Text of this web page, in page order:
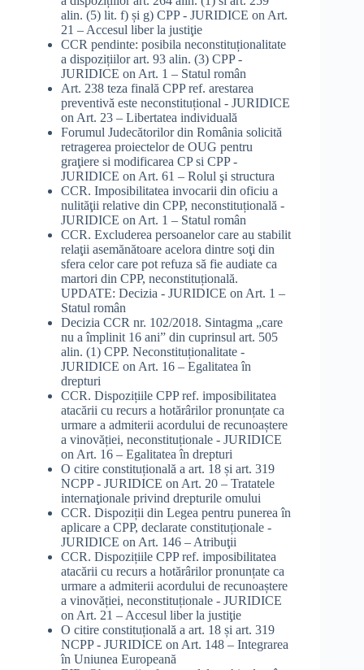
alin. (5) lit. f) și g) CPP - JURIDICE on Art.
21 – Accesul liber la justiţie
CCR pendinte: posibila neconstituționalitate
a dispozițiilor art. 93 alin. (3) CPP -
JURIDICE on Art. 1 – Statul român
Art. 238 teza finală CPP ref. arestarea
preventivă este neconstituțional - JURIDICE
on Art. 23 – Libertatea individuală
Forumul Judecătorilor din România solicită
retragerea proiectelor de OUG pentru
graţiere si modificarea CP si CPP -
JURIDICE on Art. 61 – Rolul şi structura
CCR. Imposibilitatea invocarii din oficiu a
nulităţii relative din CPP, neconstituțională -
JURIDICE on Art. 1 – Statul român
CCR. Excluderea persoanelor care au stabilit
relaţii asemănătoare acelora dintre soţi din
sfera celor care pot refuza să fie audiate ca
martori din CPP, neconstituțională.
UPDATE: Decizia - JURIDICE on Art. 1 –
Statul român
Decizia CCR nr. 102/2018. Sintagma „care
nu a împlinit 16 ani” din cuprinsul art. 505
alin. (1) CPP. Neconstituționalitate -
JURIDICE on Art. 16 – Egalitatea în
drepturi
CCR. Dispozițiile CPP ref. imposibilitatea
atacării cu recurs a hotărârilor pronunțate ca
urmare a admiterii acordului de recunoaștere
a vinovăției, neconstituționale - JURIDICE
on Art. 16 – Egalitatea în drepturi
O citire constituțională a art. 18 și art. 319
NCPP - JURIDICE on Art. 20 – Tratatele
internaţionale privind drepturile omului
CCR. Dispoziții din Legea pentru punerea în
aplicare a CPP, declarate constituționale -
JURIDICE on Art. 146 – Atribuţii
CCR. Dispozițiile CPP ref. imposibilitatea
atacării cu recurs a hotărârilor pronunțate ca
urmare a admiterii acordului de recunoaștere
a vinovăției, neconstituționale - JURIDICE
on Art. 21 – Accesul liber la justiţie
O citire constituțională a art. 18 și art. 319
NCPP - JURIDICE on Art. 148 – Integrarea
în Uniunea Europeană